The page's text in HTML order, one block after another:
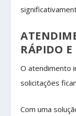
RÁPIDO
O atendimento
solicitações
Com uma